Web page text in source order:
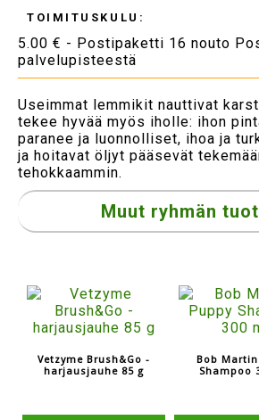
TOIMITUSKULU:
5.00 € - Postipaketti 16 nouto
palvelupisteestä
Useimmat lemmikit nauttivat
tekee hyvää myös iholle: ihon
paranee ja luonnolliset, ihoa ja
ja hoitavat öljyt pääsevät
tehokkaammin.
Muut ryhmän
Vetzyme Brush&Go -
harjausjauhe 85 g
Bob
Shampoo